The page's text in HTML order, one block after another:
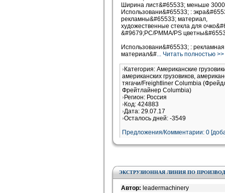
Ширина лист&#65533; меньше
Использовани&#65533; :
рекламны&#65533; материал,
художественные стекла для
&#9679;PC/PMMA/PS
Использовани&#65533; :
материал&#... Читать полностью >>
Категория: Американские
американских грузовиков,
тягачи/Freightliner Columbia
Фрейтлайнер Columbia)
Регион: Россия
Код: 424883
Дата: 29.07.17
Осталось дней: -3549
Предложения/Комментарии: 0
ЭКСТРУЗИОННАЯ ЛИНИЯ ПО
Автор: leadermachinery